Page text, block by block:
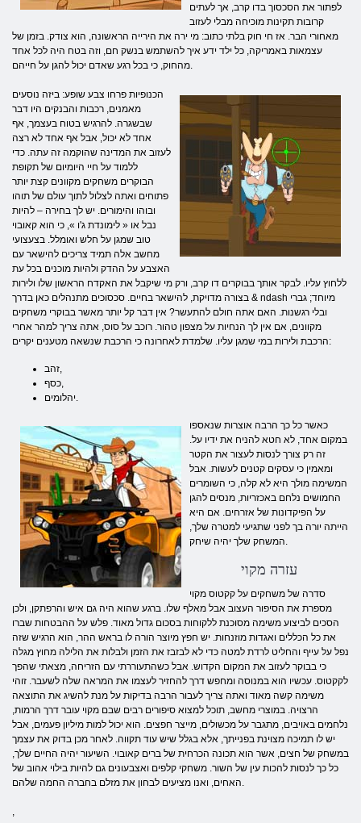
לפתור את הסכסוך בדו קרב, אך לעתים
קרובות תקינות מוכיחה מבלי לעזוב
מאחורי הבר. אז חי חוק בלתי כתוב: מי ירה את הירייה הראשונה, הוא צודק. בזמן של
עצמאות באמריקה, כל ילד ידע איך להשתמש בנשק חם, וזה בטח היה לכל אחד
מהחוק, כי בכל רגע שאדם יכול להגן על חייהם.
הכנופיות פרחו צבע שופע: ביזה נוסעים
מאמנים, רכבות והבנקים היו דבר
שבשגרה. להרגיש בטוח בעצמך, אף
אחד לא יכול, אבל אף אחד לא רצה
לעזוב את המדינה שהוקמה זה עתה. כדי
ללמוד על חיי היומיום של תקופת
הבוקרים משחקים מקוונים קצת יותר
פתוחים ואתה לצלול לתוך עולם של תוהו
ובוהו והימורים. יש לך בחירה – להיות
נבל או « לימונדת ג'ו », כי הוא קאובוי
טוב שמגן על חלש ואומלל. בצעצועי
מחשב אלה תמיד צריכים להישאר עם
האצבע על ההדק ולהיות מוכנים בכל עת
ללחוץ עליו. לבקר אותך בבוקרים דו קרב, ורק מי שיקבל את האקדח הראשון שלו ולירות
בצורה מדויקת, להישאר בחיים. סכסוכים מתנהלים כאן בדרך & ndash מיוחד; גברי
ובלי רגשנות. האם אתה חולם להתעשר? אין דבר קל יותר מאשר בבוקרי משחקים
מקוונים, אם אין לך הנחיות על מצפון טהור. רוכב על סוס, אתה צריך למהר אחרי
הרכבת ולירות במי שמגן עליו. שלמדת לאחרונה כי הרכבת שנשאה מטענים יקרים:
זהב,
כסף,
יהלומים.
כאשר כל כך הרבה אוצרות שנאספו
במקום אחד, לא חטא להניח את ידיו על.
זה רק צורך לנסות לעצור את הקטר
ומאמין כי עסקים קטנים לעשות. אבל
המשימה מולך היא לא קלה, כי השומרים
החמושים נלחם באכזריות, מנסים להגן
על הפיקדונות של אזרחים. אם היא
הייתה יורה בך לפני שתגיעי למטרה שלך,
המשחק שלך יהיה שיחק.
עזרה מקוי
סדרה של משחקים על קקטוס מקוי
מספרת את הסיפור העצוב אבל מאלף שלו. ברגע שהוא היה גם איש והרפתקן, ולכן
הסכים לביצוע משימה מסוכנת ללקוחות בסכום גדול מאוד. פלש על ההבטחות שברו
את כל הכללים ואגדות מוזנחות. יש חפץ מיוצר הורה לו בראש ההר, הוא הרגיש שזה
נפל על עייף והחליט לרדת למטה כדי לא לבזבז את הזמן ולבלות את הלילה מחוץ מגלה
כי בבוקר לעזוב את המקום הקדוש. אבל כשהתעוררתי עם הזריחה, מצאתי שהפך
לקקטוס. עכשיו הוא במנוסה ומחפש דרך להחזיר לעצמו את המראה שלה לשעבר. זוהי
משימה קשה מאוד ואתה צריך לעבור הרבה בדיקות על מנת להשיג את התוצאה
הרצויה. במוצרי מחשב, תוכל למצוא סיפורים רבים שבם מקוי עובר דרך הרמות,
נלחמים באויבים, מתגבר על מכשולים, מייצר חפצים. הוא יכול למות מיליון פעמים, אבל
יש לו תמיכה מצוינת בפנייתך, אלא בגלל שיש עוד תקווה. לאחר מכן בדוק את עצמך
במשחק של חצים, אשר הוא תכונה הכרחית של ברים קאובוי. השיעור יהיה החיים שלך,
כל כך לנסות להכות עין של השור. משחקי קלפים ואצבעונים גם להיות בילוי אהוב של
האחים, ואנו מציעים לבחון את מזלם בחברה החמה שלהם.
,